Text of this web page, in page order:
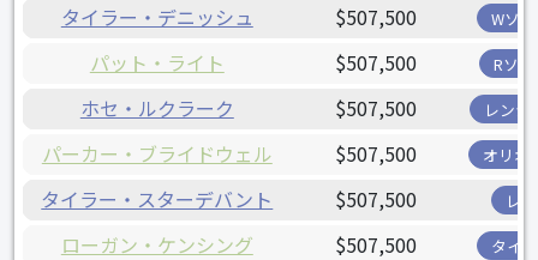
タイラー・デニッシュ $507,500 Wソ
パット・ライト $507,500 Rソ
ホセ・ルクラーク $507,500 レンジ
パーカー・ブライドウェル $507,500 オリオ
タイラー・スターデバント $507,500 レ
ローガン・ケンシング $507,500 タイ